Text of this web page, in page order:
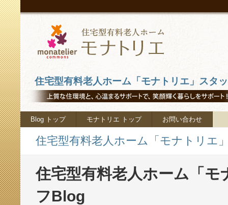
住宅型有料老人ホーム「モナトリエ」スタ
Blog トップ モナトリエ トップ お問い合わせ
住宅型有料老人ホーム「モナトリエ
住宅型有料老人ホーム「モ
フBlog